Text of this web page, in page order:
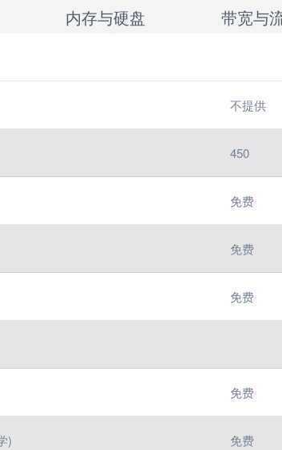
内存与硬盘 带宽与
不提供
450
免费
免费
免费
免费
) 免费